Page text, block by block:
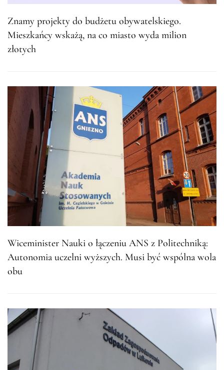
Znamy projekty do budżetu obywatelskiego.
Mieszkańcy wskażą, na co miasto wyda milion
złotych
Wiceminister Nauki o łączeniu ANS z Politechniką:
Autonomia uczelni wyższych. Musi być wspólna wola
obu